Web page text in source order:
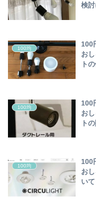
検
100均
100
お
ト
100均
100
お
ト
100均
100
お
い